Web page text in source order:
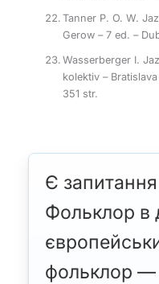
Tanner P. O. W.
Gerow – 7 ed. –
Wasserberger I.
kolektiv –
351 str.
Є
Фольклор в
фольклор —